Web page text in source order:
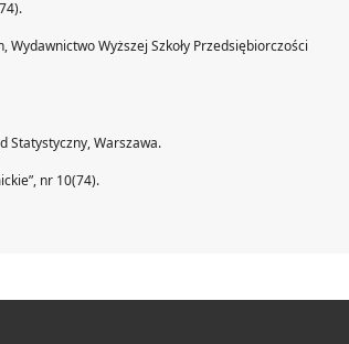
Wyższej Szkoły Przedsiębiorczości
Statystyczny, Warszawa.
nr 10(74).